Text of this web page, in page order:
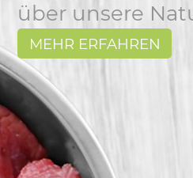
über unsere
MEHR ERFAHREN